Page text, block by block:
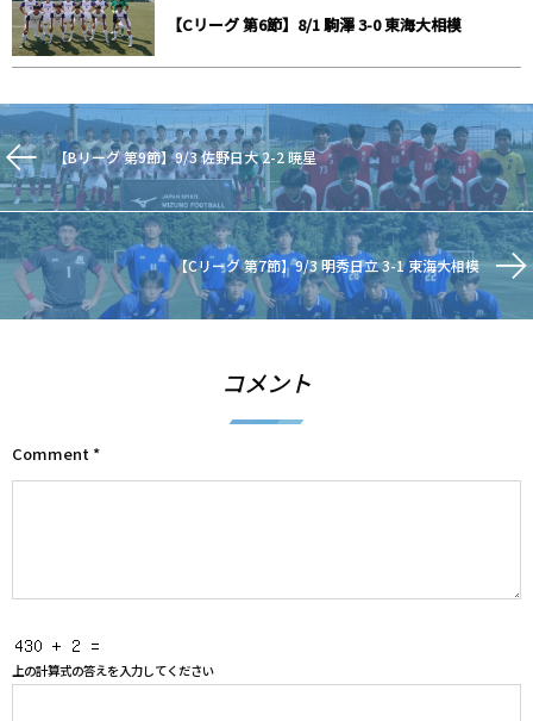
【Cリーグ 第6節】8/1 駒澤 3-0 東海大相模
【Bリーグ 第9節】9/3 佐野日大 2-2 暁星
【Cリーグ 第7節】9/3 明秀日立 3-1 東海大相模
コメント
Comment *
上の計算式の答えを入力してください